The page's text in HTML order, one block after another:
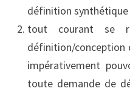
définition synthétique
tout courant se
définition/conception
impérativement
toute demande de